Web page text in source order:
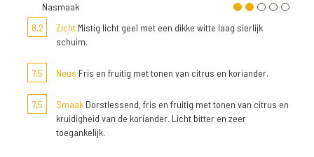
Nasmaak
8,2
Zicht Mistig licht geel met een dikke witte laag sierlijk
schuim.
7,5 Neus Fris en fruitig met tonen van citrus en koriander.
7,5 Smaak Dorstlessend, fris en fruitig met tonen van citrus en
kruidigheid van de koriander. Licht bitter en zeer
toegankelijk.